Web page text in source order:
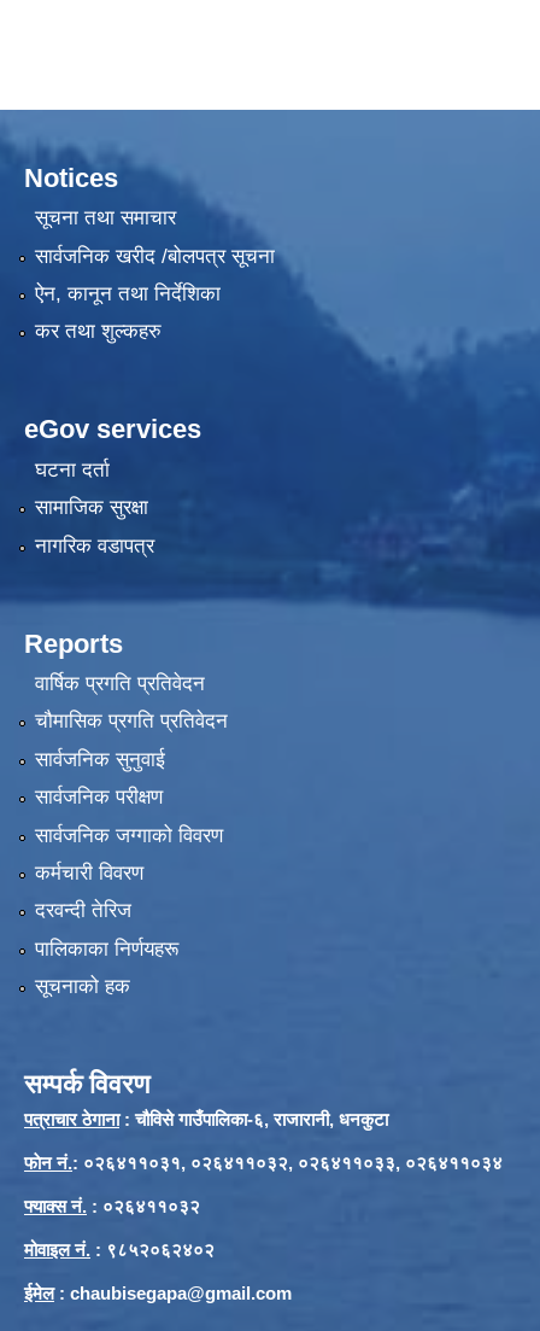
Notices
सूचना तथा समाचार
सार्वजनिक खरीद /बोलपत्र सूचना
ऐन, कानून तथा निर्देशिका
कर तथा शुल्कहरु
eGov services
घटना दर्ता
सामाजिक सुरक्षा
नागरिक वडापत्र
Reports
वार्षिक प्रगति प्रतिवेदन
चौमासिक प्रगति प्रतिवेदन
सार्वजनिक सुनुवाई
सार्वजनिक परीक्षण
सार्वजनिक जग्गाको विवरण
कर्मचारी विवरण
दरवन्दी तेरिज
पालिकाका निर्णयहरू
सूचनाको हक
सम्पर्क विवरण
पत्राचार ठेगाना: चौविसे गाउँपालिका-६, राजारानी, धनकुटा
फाेन नं.: ०२६४११०३१, ०२६४११०३२, ०२६४११०३३, ०२६४११०३४
फ्याक्स नं. : ०२६४११०३२
मोवाइल नं. : ९८५२०६२४०२
ईमेल: chaubisegapa@gmail.com